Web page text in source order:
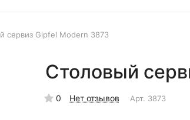
сервиз Gipfel Modern 3873
Столовый
0 Нет отзывов Арт. 3873